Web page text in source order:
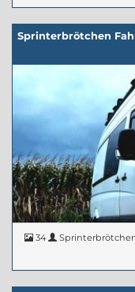
Sprinterbrötchen
34